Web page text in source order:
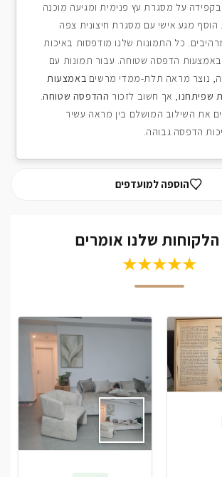
על מסגרת עץ פנימית ומגיעה מוכנה
הוסף מגע אישי עם מסגרת חיצונית צפה
כל התמונות שלנו מודפסות באיכות
באמצעות הדפסה שטוחה. עבור תמונות עם
נוצר מראה תלת-ממדי מרשים באמצעות
שפיתחנו, אך חשוב לזכור ההדפסה שטוחה.
את השילוב המושלם בין מראה עשיר
הדפסה גבוהה.
הוספה למועדפים
שלנו אומרים
★★★★★